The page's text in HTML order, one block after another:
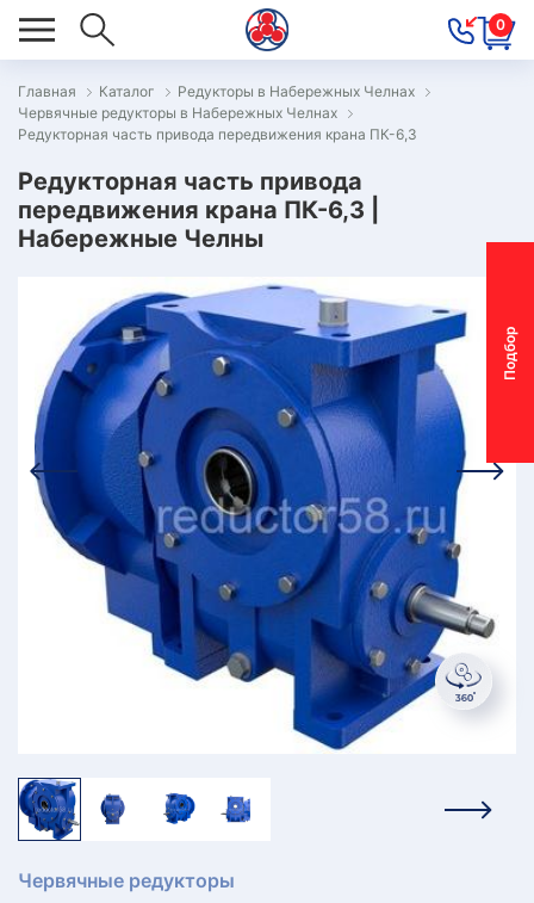
0
П
о
д
б
о
р
м
о
т
о
р
-
р
е
д
у
к
т
о
р
Главная Каталог
Редукторы в Набережных Челнах
Червячные редукторы в Набережных Челнах
Редукторная часть привода передвижения крана ПК-6,3
Редукторная часть привода
передвижения крана ПК-6,3 |
Набережные Челны
Червячные редукторы